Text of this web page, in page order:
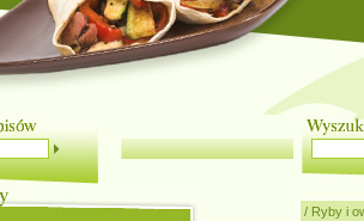
/ Ryby i